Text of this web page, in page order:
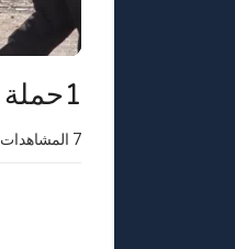
1حملة النظافة تصل حي الكلاسة في الحسكة
7 المشاهدات